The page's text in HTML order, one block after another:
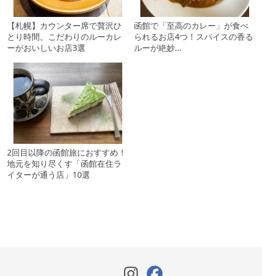
【札幌】カウンター席で贅沢ひ
とり時間。こだわりのルーカレ
ーがおいしいお店3選
函館で「至高のカレー」が食べ
られるお店4つ！スパイスの香る
ルーが絶妙…
2回目以降の函館旅におすすめ！
地元を知り尽くす「函館在住ラ
イターが通う店」10選